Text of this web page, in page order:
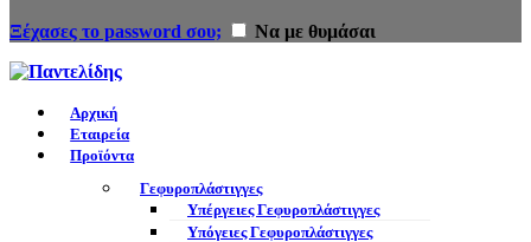
Ξέχασες το password σου; Να με θυμάσαι
Αρχική
Εταιρεία
Προϊόντα
Γεφυροπλάστιγγες
Υπέργειες Γεφυροπλάστιγγες
Υπόγειες Γεφυροπλάστιγγες